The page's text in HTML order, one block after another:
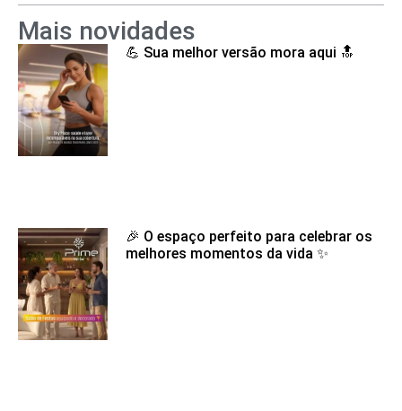
Mais novidades
💪 Sua melhor versão mora aqui 🔝
🎉 O espaço perfeito para celebrar os
melhores momentos da vida ✨